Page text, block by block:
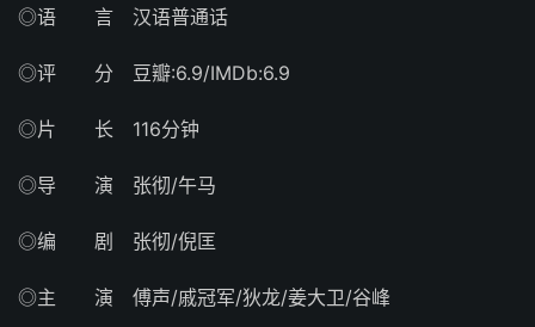
◎语 言 汉语普通话
◎评 分 豆瓣:6.9/IMDb:6.9
◎片 长 116分钟
◎导 演 张彻/午马
◎编 剧 张彻/倪匡
◎主 演 傅声/戚冠军/狄龙/姜大卫/谷峰